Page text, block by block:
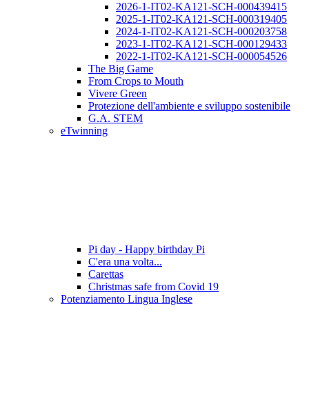
2026-1-IT02-KA121-SCH-000439415
2025-1-IT02-KA121-SCH-000319405
2024-1-IT02-KA121-SCH-000203758
2023-1-IT02-KA121-SCH-000129433
2022-1-IT02-KA121-SCH-000054526
The Big Game
From Crops to Mouth
Vivere Green
Protezione dell'ambiente e sviluppo sostenibile
G.A. STEM
eTwinning
Pi day - Happy birthday Pi
C'era una volta...
Carettas
Christmas safe from Covid 19
Potenziamento Lingua Inglese